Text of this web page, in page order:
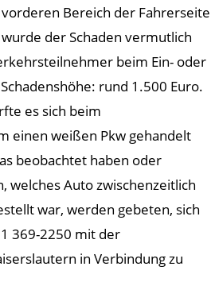
Bereich der Fahrerseite
der Schaden vermutlich
beim Ein- oder
rund 1.500 Euro.
es sich beim
einen weißen Pkw gehandelt
beobachtet haben oder
welches Auto zwischenzeitlich
war, werden gebeten, sich
369-2250 mit der
in Verbindung zu